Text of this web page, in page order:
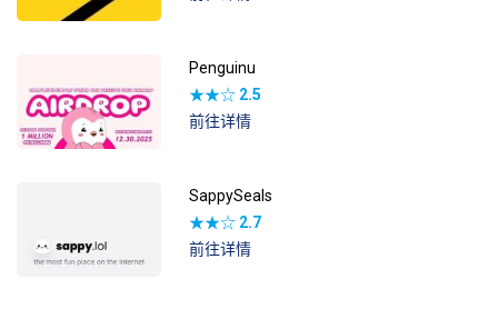
Penguinu
★★☆ 2.5
前往详情
SappySeals
★★☆ 2.7
前往详情